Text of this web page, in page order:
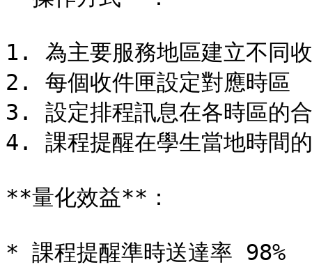
1. 為主要服務地區建立不同
2. 每個收件匣設定對應時區
3. 設定排程訊息在各時區的
4. 課程提醒在學生當地時間
**量化效益**：
* 課程提醒準時送達率 98%